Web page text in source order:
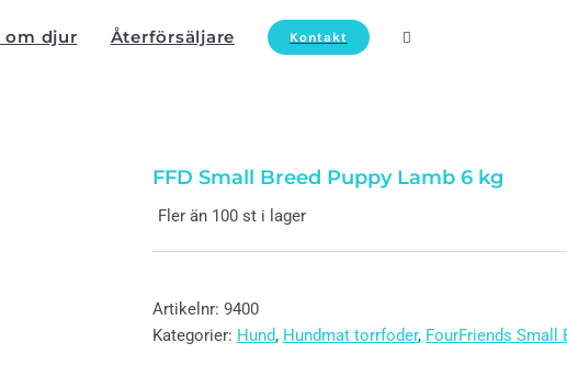
om djur Återförsäljare Kontakt
FFD Small Breed Puppy Lamb 6 kg
Fler än 100 st i lager
Artikelnr: 9400
Kategorier: Hund, Hundmat torrfoder, FourFriends Small